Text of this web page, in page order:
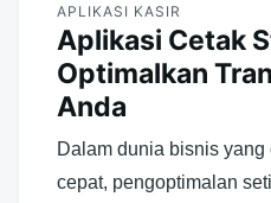
APLIKASI KASIR
Aplikasi Cetak
Optimalkan
Anda
Dalam dunia bisnis
cepat, pengoptimalan